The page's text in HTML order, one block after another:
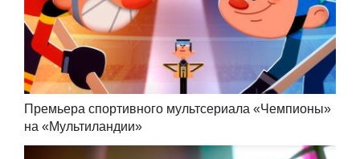
Премьера спортивного мультсериала «Чемпионы»
на «Мультиландии»